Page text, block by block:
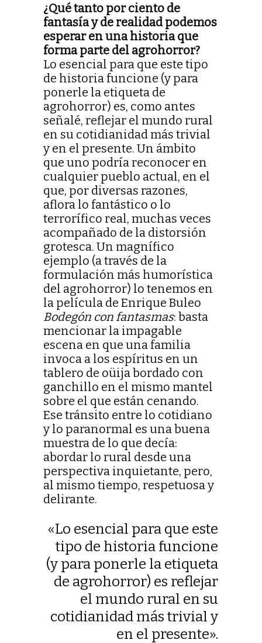
¿Qué tanto por ciento de
fantasía y de realidad podemos
esperar en una historia que
forma parte del agrohorror?
Lo esencial para que este tipo
de historia funcione (y para
ponerle la etiqueta de
agrohorror) es, como antes
señalé, reflejar el mundo rural
en su cotidianidad más trivial
y en el presente. Un ámbito
que uno podría reconocer en
cualquier pueblo actual, en el
que, por diversas razones,
aflora lo fantástico o lo
terrorífico real, muchas veces
acompañado de la distorsión
grotesca. Un magnífico
ejemplo (a través de la
formulación más humorística
del agrohorror) lo tenemos en
la película de Enrique Buleo
Bodegón con fantasmas: basta
mencionar la impagable
escena en que una familia
invoca a los espíritus en un
tablero de oüija bordado con
ganchillo en el mismo mantel
sobre el que están cenando.
Ese tránsito entre lo cotidiano
y lo paranormal es una buena
muestra de lo que decía:
abordar lo rural desde una
perspectiva inquietante, pero,
al mismo tiempo, respetuosa y
delirante.
«Lo esencial para que este
tipo de historia funcione
(y para ponerle la etiqueta
de agrohorror) es reflejar
el mundo rural en su
cotidianidad más trivial y
en el presente».